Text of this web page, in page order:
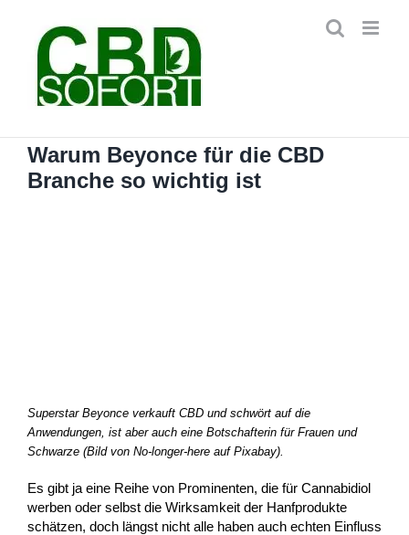
springen
Warum Beyonce für die CBD
Branche so wichtig ist
Superstar Beyonce verkauft CBD und schwört auf die
Anwendungen, ist aber auch eine Botschafterin für Frauen und
Schwarze (Bild von No-longer-here auf Pixabay).
Es gibt ja eine Reihe von Prominenten, die für Cannabidiol
werben oder selbst die Wirksamkeit der Hanfprodukte
schätzen, doch längst nicht alle haben auch echten Einfluss